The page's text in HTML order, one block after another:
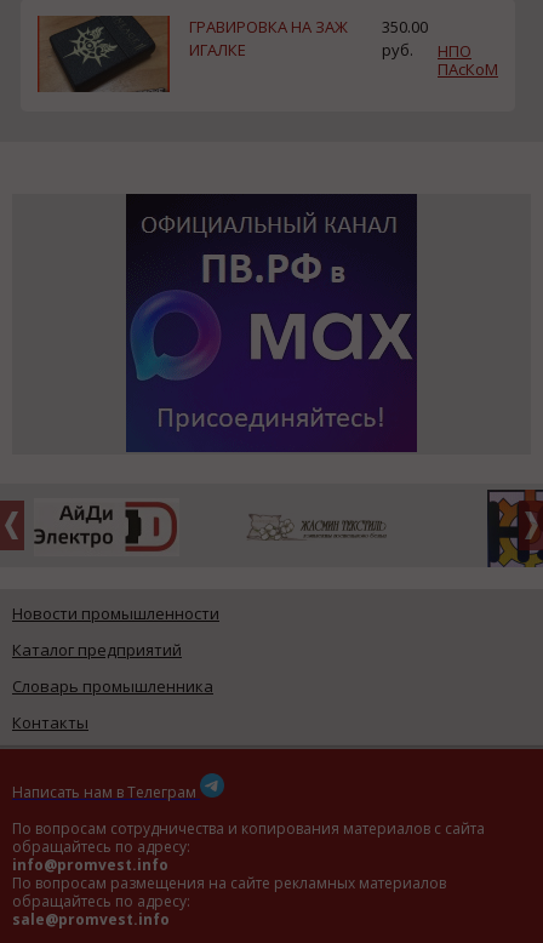
ГРАВИРОВКА НА ЗАЖ
ИГАЛКЕ
350.00
руб.
НПО
ПАсКоМ
Новости промышленности
Каталог предприятий
Словарь промышленника
Контакты
Написать нам в Телеграм
По вопросам сотрудничества и копирования материалов с сайта
обращайтесь по адресу:
info@promvest.info
По вопросам размещения на сайте рекламных материалов
обращайтесь по адресу:
sale@promvest.info